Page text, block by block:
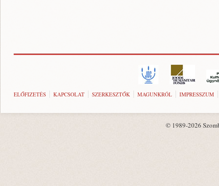
ELŐFIZETÉS KAPCSOLAT SZERKESZTŐK MAGUNKRÓL IMPRESSZUM
© 1989-2026